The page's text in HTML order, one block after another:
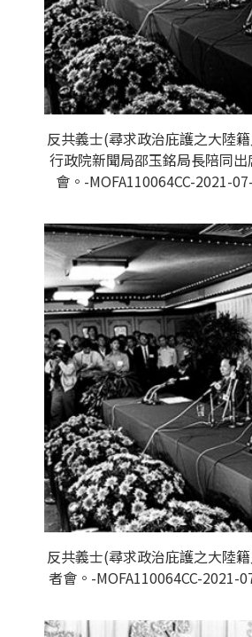
反共義士(尋求政治庇護之大陸
行政院新聞局邵玉銘局長陪同
會。-MOFA110064CC-2021-
反共義士(尋求政治庇護之大陸
者會。-MOFA110064CC-2021-